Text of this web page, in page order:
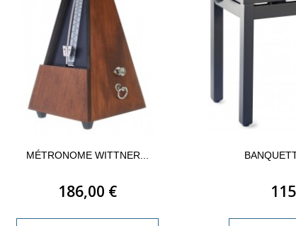
MÉTRONOME WITTNER...
186,00 €